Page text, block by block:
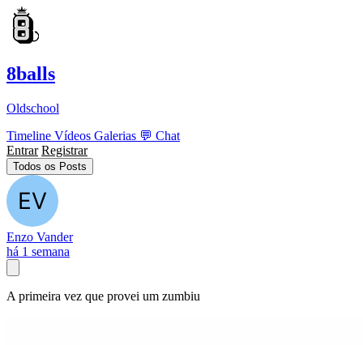
8balls
Oldschool
Timeline Vídeos Galerias 💬 Chat
Entrar Registrar
Todos os Posts
Enzo Vander
há 1 semana
A primeira vez que provei um zumbiu